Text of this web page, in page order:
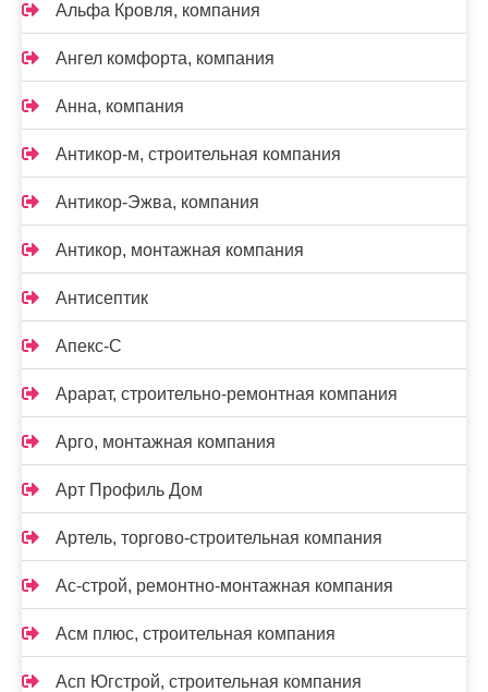
Альфа Кровля, компания
Ангел комфорта, компания
Анна, компания
Антикор-м, строительная компания
Антикор-Эжва, компания
Антикор, монтажная компания
Антисептик
Апекс-С
Арарат, строительно-ремонтная компания
Арго, монтажная компания
Арт Профиль Дом
Артель, торгово-строительная компания
Ас-строй, ремонтно-монтажная компания
Асм плюс, строительная компания
Асп Югстрой, строительная компания